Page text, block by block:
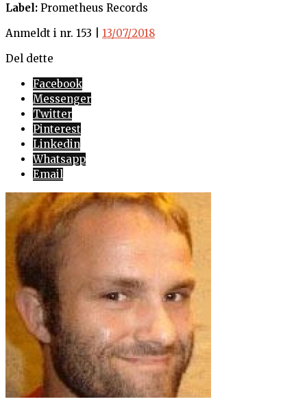
Label: Prometheus Records
Anmeldt i nr. 153 | 13/07/2018
Del dette
Facebook
Messenger
Twitter
Pinterest
Linkedin
Whatsapp
Email